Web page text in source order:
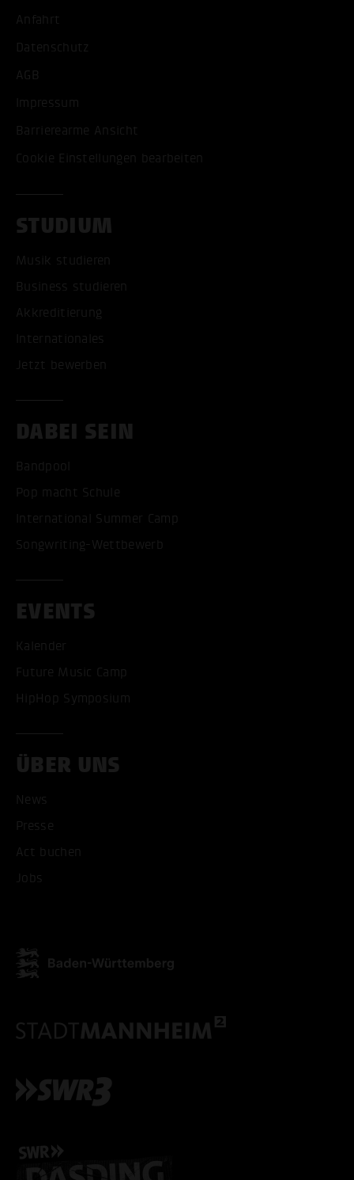
Anfahrt
Datenschutz
AGB
Impressum
Barrierearme Ansicht
Cookie Einstellungen bearbeiten
STUDIUM
Musik studieren
Business studieren
Akkreditierung
Internationales
Jetzt bewerben
DABEI SEIN
Bandpool
Pop macht Schule
International Summer Camp
Songwriting-Wettbewerb
EVENTS
Kalender
Future Music Camp
HipHop Symposium
ÜBER UNS
News
Presse
Act buchen
Jobs